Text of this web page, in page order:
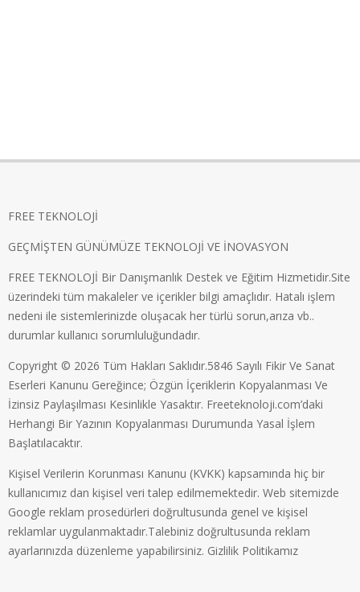
FREE TEKNOLOJİ
GEÇMİŞTEN GÜNÜMÜZE TEKNOLOJİ VE İNOVASYON
FREE TEKNOLOJİ Bir Danışmanlık Destek ve Eğitim Hizmetidir.Site
üzerindeki tüm makaleler ve içerikler bilgi amaçlıdır. Hatalı işlem
nedeni ile sistemlerinizde oluşacak her türlü sorun,arıza vb..
durumlar kullanıcı sorumluluğundadır.
Copyright © 2026 Tüm Hakları Saklıdır.5846 Sayılı Fikir Ve Sanat
Eserleri Kanunu Gereğince; Özgün İçeriklerin Kopyalanması Ve
İzinsiz Paylaşılması Kesinlikle Yasaktır. Freeteknoloji.com’daki
Herhangi Bir Yazının Kopyalanması Durumunda Yasal İşlem
Başlatılacaktır.
Kişisel Verilerin Korunması Kanunu (KVKK) kapsamında hiç bir
kullanıcımız dan kişisel veri talep edilmemektedir. Web sitemizde
Google reklam prosedürleri doğrultusunda genel ve kişisel
reklamlar uygulanmaktadır.Talebiniz doğrultusunda reklam
ayarlarınızda düzenleme yapabilirsiniz. Gizlilik Politikamız